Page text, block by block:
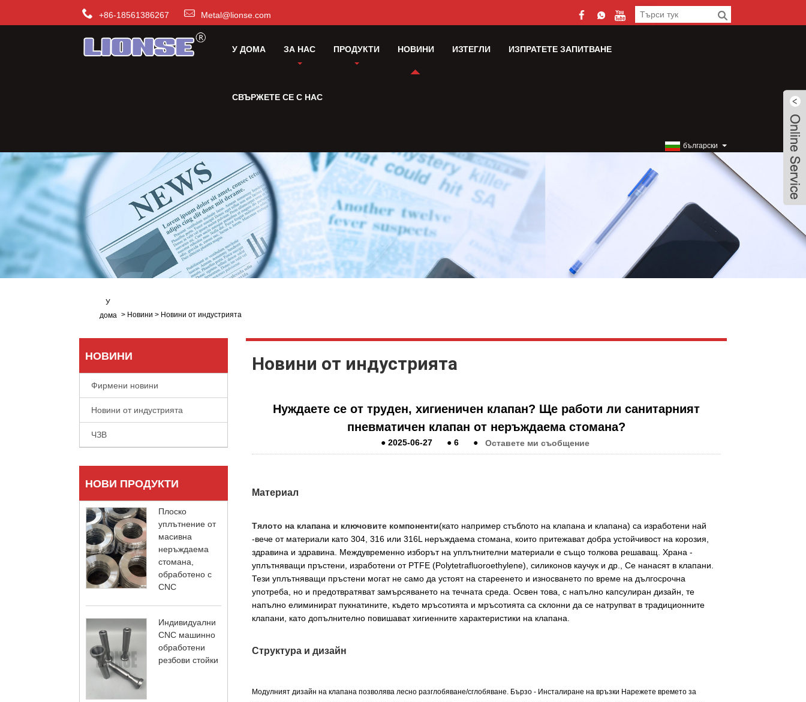
+86-18561386267 Metal@lionse.com
У ДОМА ЗА НАС ПРОДУКТИ НОВИНИ ИЗТЕГЛИ ИЗПРАТЕТЕ ЗАПИТВАНЕ
СВЪРЖЕТЕ СЕ С НАС
български
У
дома > Новини > Новини от индустрията
НОВИНИ
Фирмени новини
Новини от индустрията
ЧЗВ
НОВИ ПРОДУКТИ
Плоско
уплътнение от
масивна
неръждаема
стомана,
обработено с
CNC
Индивидуални
CNC машинно
обработени
резбови стойки
Новини от индустрията
Нуждаете се от труден, хигиеничен клапан? Ще работи ли санитарният
пневматичен клапан от неръждаема стомана?
● 2025-06-27 ● 6 ● Оставете ми съобщение
Материал
Тялото на клапана и ключовите компоненти(като например стъблото на клапана и клапана) са изработени най
-вече от материали като 304, 316 или 316L неръждаема стомана, които притежават добра устойчивост на корозия,
здравина и здравина. Междувременно изборът на уплътнителни материали е също толкова решаващ. Храна -
уплътняващи пръстени, изработени от PTFE (Polytetrafluoroethylene), силиконов каучук и др., Се нанасят в клапани.
Тези уплътняващи пръстени могат не само да устоят на стареенето и износването по време на дългосрочна
употреба, но и предотвратяват замърсяването на течната среда. Освен това, с напълно капсулиран дизайн, те
напълно елиминират пукнатините, където мръсотията и мръсотията са склонни да се натрупват в традиционните
клапани, като допълнително повишават хигиенните характеристики на клапана.
Структура и дизайн
Модулният дизайн на клапана позволява лесно разглобяване/сглобяване. Бързо - Инсталиране на връзки Нарежете времето за